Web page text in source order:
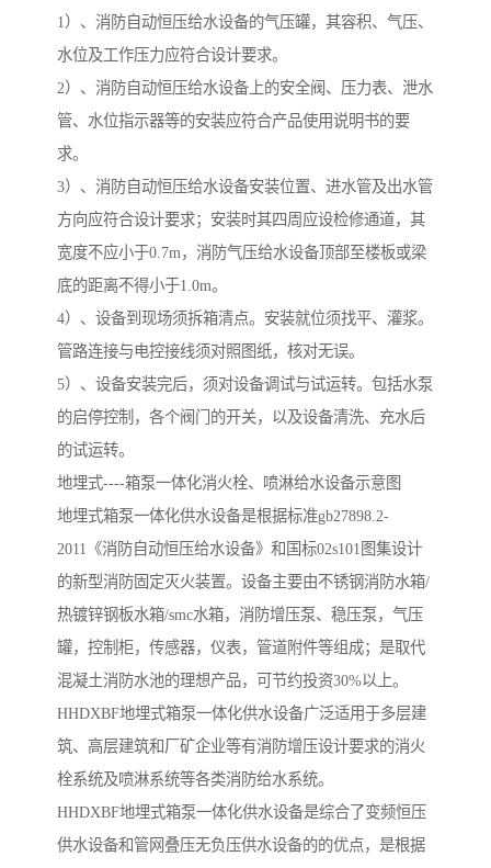
1）、消防自动恒压给水设备的气压罐，其容积、气压、
水位及工作压力应符合设计要求。
2）、消防自动恒压给水设备上的安全阀、压力表、泄水
管、水位指示器等的安装应符合产品使用说明书的要
求。
3）、消防自动恒压给水设备安装位置、进水管及出水管
方向应符合设计要求；安装时其四周应设检修通道，其
宽度不应小于0.7m，消防气压给水设备顶部至楼板或梁
底的距离不得小于1.0m。
4）、设备到现场须拆箱清点。安装就位须找平、灌浆。
管路连接与电控接线须对照图纸，核对无误。
5）、设备安装完后，须对设备调试与试运转。包括水泵
的启停控制，各个阀门的开关，以及设备清洗、充水后
的试运转。
地埋式----箱泵一体化消火栓、喷淋给水设备示意图
地埋式箱泵一体化供水设备是根据标准gb27898.2-
2011《消防自动恒压给水设备》和国标02s101图集设计
的新型消防固定灭火装置。设备主要由不锈钢消防水箱/
热镀锌钢板水箱/smc水箱，消防增压泵、稳压泵，气压
罐，控制柜，传感器，仪表，管道附件等组成；是取代
混凝土消防水池的理想产品，可节约投资30%以上。
HHDXBF地埋式箱泵一体化供水设备广泛适用于多层建
筑、高层建筑和厂矿企业等有消防增压设计要求的消火
栓系统及喷淋系统等各类消防给水系统。
HHDXBF地埋式箱泵一体化供水设备是综合了变频恒压
供水设备和管网叠压无负压供水设备的的优点，是根据